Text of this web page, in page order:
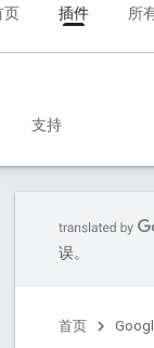
页 插件 所
支持
误。
首页